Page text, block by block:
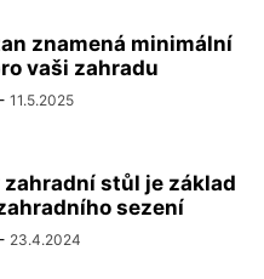
znamená minimální
vaši zahradu
- 11.5.2025
stůl je základ
sezení
- 23.4.2024